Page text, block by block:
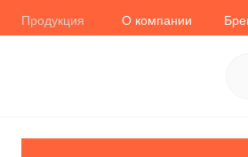
Продукция О компании